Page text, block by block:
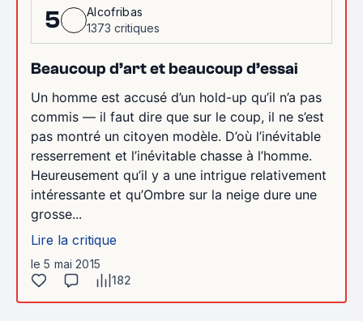
5
Alcofribas
1373 critiques
Beaucoup d’art et beaucoup d’essai
Un homme est accusé d’un hold-up qu’il n’a pas
commis — il faut dire que sur le coup, il ne s’est
pas montré un citoyen modèle. D’où l’inévitable
resserrement et l’inévitable chasse à l’homme.
Heureusement qu’il y a une intrigue relativement
intéressante et qu’Ombre sur la neige dure une
grosse...
Lire la critique
le 5 mai 2015
182